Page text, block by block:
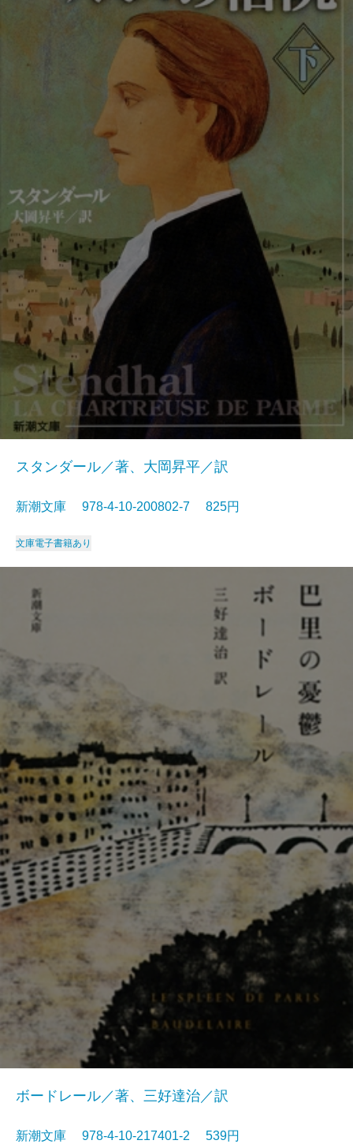
スタンダール／著、大岡昇平／訳
新潮文庫 978-4-10-200802-7 825円
文庫電子書籍あり
ボードレール／著、三好達治／訳
新潮文庫 978-4-10-217401-2 539円